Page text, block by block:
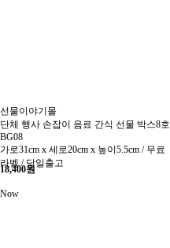
선물이야기몰
단체 행사 손잡이 음료 간식 선물 박스8호
BG08
가로31cm x 세로20cm x 높이5.5cm / 무료
라벨 / 당일출고
18,400원
Now